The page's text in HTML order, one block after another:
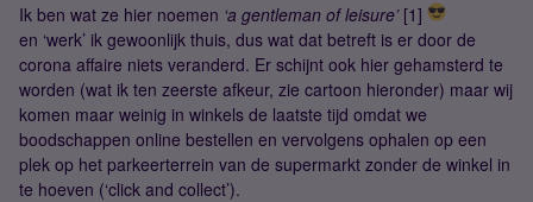
Ik ben wat ze hier noemen ‘a gentleman of leisure’[1]
en ‘werk’ ik gewoonlijk thuis, dus wat dat betreft is er door de
corona affaire niets veranderd. Er schijnt ook hier gehamsterd te
worden (wat ik ten zeerste afkeur, zie cartoon hieronder) maar wij
komen maar weinig in winkels de laatste tijd omdat we
boodschappen online bestellen en vervolgens ophalen op een
plek op het parkeerterrein van de supermarkt zonder de winkel in
te hoeven (‘click and collect’).